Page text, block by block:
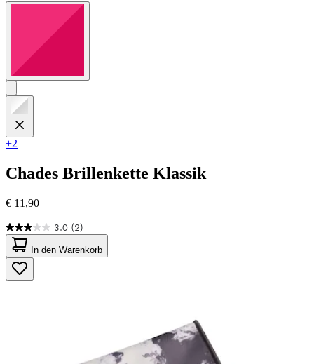
+2
Chades Brillenkette Klassik
€ 11,90
3.0 (2)
3.0
von
5
Sternen.
2
In den Warenkorb